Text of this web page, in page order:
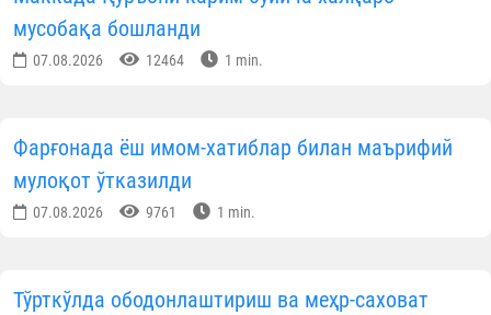
мусобақа бошланди
07.08.2026 12464 1 min.
Фарғонада ёш имом-хатиблар билан маърифий
мулоқот ўтказилди
07.08.2026 9761 1 min.
Тўрткўлда ободонлаштириш ва меҳр-саховат